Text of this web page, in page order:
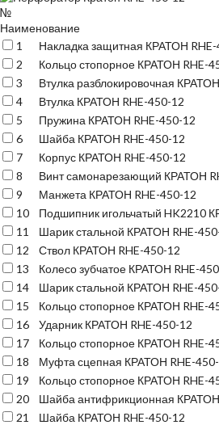
№
Наименование
1
Накладка защитная КРАТОН
2
Кольцо стопорное КРАТОН RHE-
3
Втулка разблокировочная
4
Втулка КРАТОН RHE-450-12
5
Пружина КРАТОН RHE-450-12
6
Шайба КРАТОН RHE-450-12
7
Корпус КРАТОН RHE-450-12
8
Винт самонарезающий КРАТОН
9
Манжета КРАТОН RHE-450-12
10
Подшипник игольчатый HK2210
11
Шарик стальной КРАТОН RHE-
12
Ствол КРАТОН RHE-450-12
13
Колесо зубчатое КРАТОН RHE-
14
Шарик стальной КРАТОН RHE-
15
Кольцо стопорное КРАТОН RHE-
16
Ударник КРАТОН RHE-450-12
17
Кольцо стопорное КРАТОН RHE-
18
Муфта сцепная КРАТОН RHE-
19
Кольцо стопорное КРАТОН RHE-
20
Шайба антифрикционная КРАТОН
21
Шайба КРАТОН RHE-450-12